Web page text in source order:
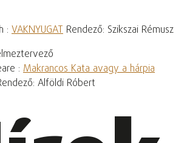
: VAKNYUGAT Rendező: Szikszai Rémusz
: Makrancos Kata avagy a hárpia
Alföldi Róbert